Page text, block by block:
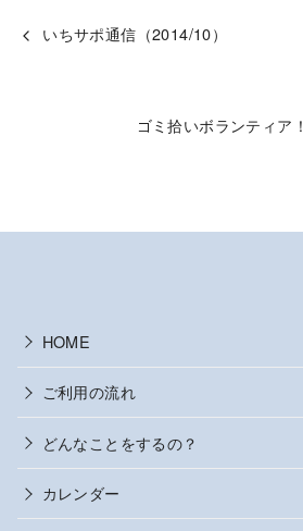
いちサポ通信（2014/10）
ゴミ拾いボランティア！
HOME
ご利用の流れ
どんなことをするの？
カレンダー